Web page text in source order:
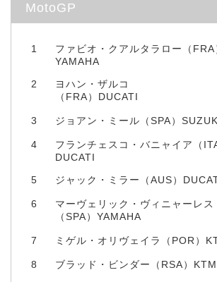
MotoGP
1
ファビオ・クアルタラロー（FRA
YAMAHA
2
ヨハン・ザルコ
（FRA）DUCATI
3 ジョアン・ミール（SPA）
4
フランチェスコ・バニャイア（
DUCATI
5 ジャック・ミラー（AUS）
6
マーヴェリック・ヴィニャーレス
（SPA）YAMAHA
7 ミゲル・オリヴェイラ（POR）
8 ブラッド・ビンダー（RSA）KTM